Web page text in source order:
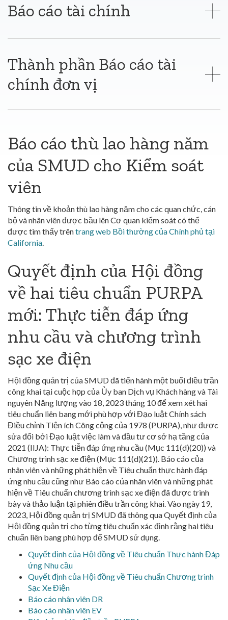
Báo cáo tài chính
Thành phần Báo cáo tài
chính đơn vị
Báo cáo thù lao hàng năm
của SMUD cho Kiểm soát
viên
Thông tin về khoản thù lao hàng năm cho các quan chức, cán
bộ và nhân viên được bầu lên Cơ quan kiểm soát có thể
được tìm thấy trêntrang web Bồi thường của Chính phủ tại
California.
Quyết định của Hội đồng
về hai tiêu chuẩn PURPA
mới: Thực tiễn đáp ứng
nhu cầu và chương trình
sạc xe điện
Hội đồng quản trị của SMUD đã tiến hành một buổi điều trần
công khai tại cuộc họp của Ủy ban Dịch vụ Khách hàng và Tài
nguyên Năng lượng vào 18, 2023 tháng 10 để xem xét hai
tiêu chuẩn liên bang mới phù hợp với Đạo luật Chính sách
Điều chỉnh Tiện ích Công cộng của 1978 (PURPA), như được
sửa đổi bởi Đạo luật việc làm và đầu tư cơ sở hạ tầng của
2021 (IIJA): Thực tiễn đáp ứng nhu cầu (Mục 111(d)(20)) và
Chương trình sạc xe điện (Mục 111(d)(21)). Báo cáo của
nhân viên và những phát hiện về Tiêu chuẩn thực hành đáp
ứng nhu cầu cũng như Báo cáo của nhân viên và những phát
hiện về Tiêu chuẩn chương trình sạc xe điện đã được trình
bày và thảo luận tại phiên điều trần công khai. Vào ngày 19,
2023, Hội đồng quản trị SMUD đã thông qua Quyết định của
Hội đồng quản trị cho từng tiêu chuẩn xác định rằng hai tiêu
chuẩn liên bang phù hợp để SMUD sử dụng.
Quyết định của Hội đồng về Tiêu chuẩn Thực hành Đáp
ứng Nhu cầu
Quyết định của Hội đồng về Tiêu chuẩn Chương trình
Sạc Xe Điện
Báo cáo nhân viên DR
Báo cáo nhân viên EV